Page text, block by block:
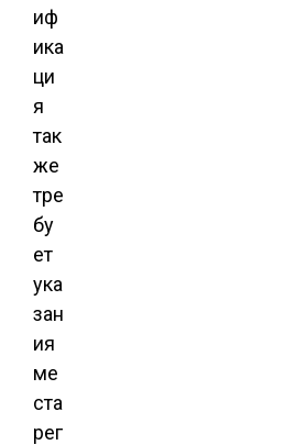
иф
ика
ци
я
так
же
тре
бу
ет
ука
зан
ия
ме
ста
рег